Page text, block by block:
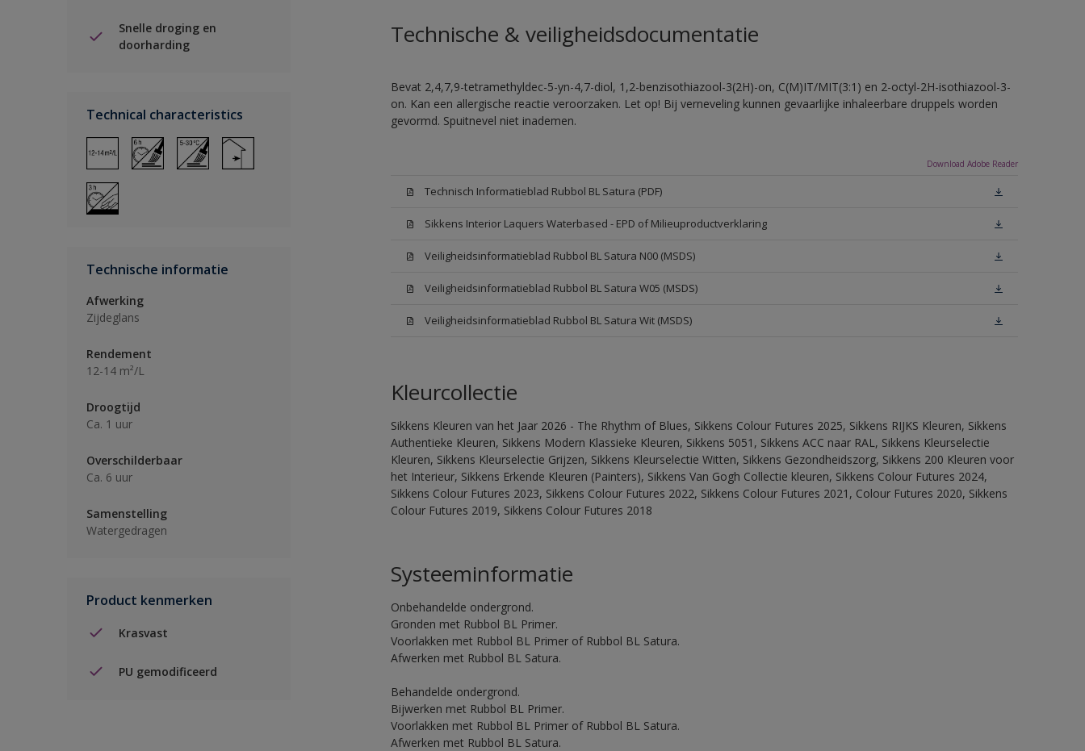
Snelle droging en
doorharding
Technical characteristics
Technische informatie
Afwerking
Zijdeglans
Rendement
12-14 m²/L
Droogtijd
Ca. 1 uur
Overschilderbaar
Ca. 6 uur
Samenstelling
Watergedragen
Product kenmerken
Krasvast
PU gemodificeerd
Technische & veiligheidsdocumentatie
Bevat 2,4,7,9-tetramethyldec-5-yn-4,7-diol, 1,2-benzisothiazool-3(2H)-on, C(M)IT/MIT(3:1) en 2-octyl-2H-isothiazool-3-
on. Kan een allergische reactie veroorzaken. Let op! Bij verneveling kunnen gevaarlijke inhaleerbare druppels worden
gevormd. Spuitnevel niet inademen.
Download Adobe Reader
Technisch Informatieblad Rubbol BL Satura (PDF)
Sikkens Interior Laquers Waterbased - EPD of Milieuproductverklaring
Veiligheidsinformatieblad Rubbol BL Satura N00 (MSDS)
Veiligheidsinformatieblad Rubbol BL Satura W05 (MSDS)
Veiligheidsinformatieblad Rubbol BL Satura Wit (MSDS)
Kleurcollectie
Sikkens Kleuren van het Jaar 2026 - The Rhythm of Blues, Sikkens Colour Futures 2025, Sikkens RIJKS Kleuren, Sikkens
Authentieke Kleuren, Sikkens Modern Klassieke Kleuren, Sikkens 5051, Sikkens ACC naar RAL, Sikkens Kleurselectie
Kleuren, Sikkens Kleurselectie Grijzen, Sikkens Kleurselectie Witten, Sikkens Gezondheidszorg, Sikkens 200 Kleuren voor
het Interieur, Sikkens Erkende Kleuren (Painters), Sikkens Van Gogh Collectie kleuren, Sikkens Colour Futures 2024,
Sikkens Colour Futures 2023, Sikkens Colour Futures 2022, Sikkens Colour Futures 2021, Colour Futures 2020, Sikkens
Colour Futures 2019, Sikkens Colour Futures 2018
Systeeminformatie
Onbehandelde ondergrond.
Gronden met Rubbol BL Primer.
Voorlakken met Rubbol BL Primer of Rubbol BL Satura.
Afwerken met Rubbol BL Satura.
Behandelde ondergrond.
Bijwerken met Rubbol BL Primer.
Voorlakken met Rubbol BL Primer of Rubbol BL Satura.
Afwerken met Rubbol BL Satura.